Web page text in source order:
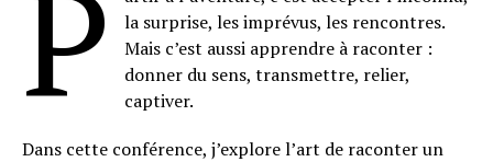
P
la surprise, les imprévus, les rencontres.
Mais c’est aussi apprendre à raconter :
donner du sens, transmettre, relier,
captiver.
Dans cette conférence, j’explore l’art de raconter un